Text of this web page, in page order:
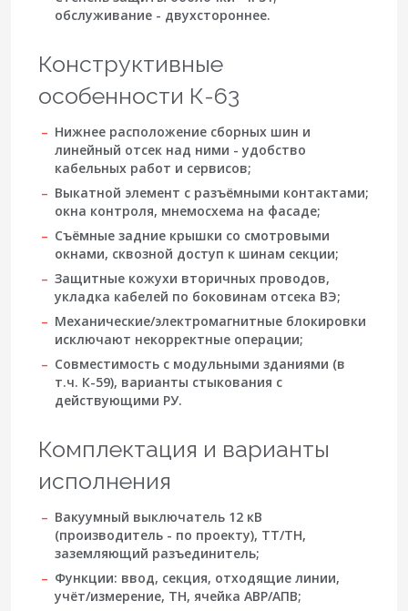
обслуживание - двухстороннее.
Конструктивные
особенности К-63
Нижнее расположение сборных шин и
линейный отсек над ними - удобство
кабельных работ и сервисов;
Выкатной элемент с разъёмными контактами;
окна контроля, мнемосхема на фасаде;
Съёмные задние крышки со смотровыми
окнами, сквозной доступ к шинам секции;
Защитные кожухи вторичных проводов,
укладка кабелей по боковинам отсека ВЭ;
Механические/электромагнитные блокировки
исключают некорректные операции;
Совместимость с модульными зданиями (в
т.ч. К-59), варианты стыкования с
действующими РУ.
Комплектация и варианты
исполнения
Вакуумный выключатель 12 кВ
(производитель - по проекту), ТТ/ТН,
заземляющий разъединитель;
Функции: ввод, секция, отходящие линии,
учёт/измерение, ТН, ячейка АВР/АПВ;